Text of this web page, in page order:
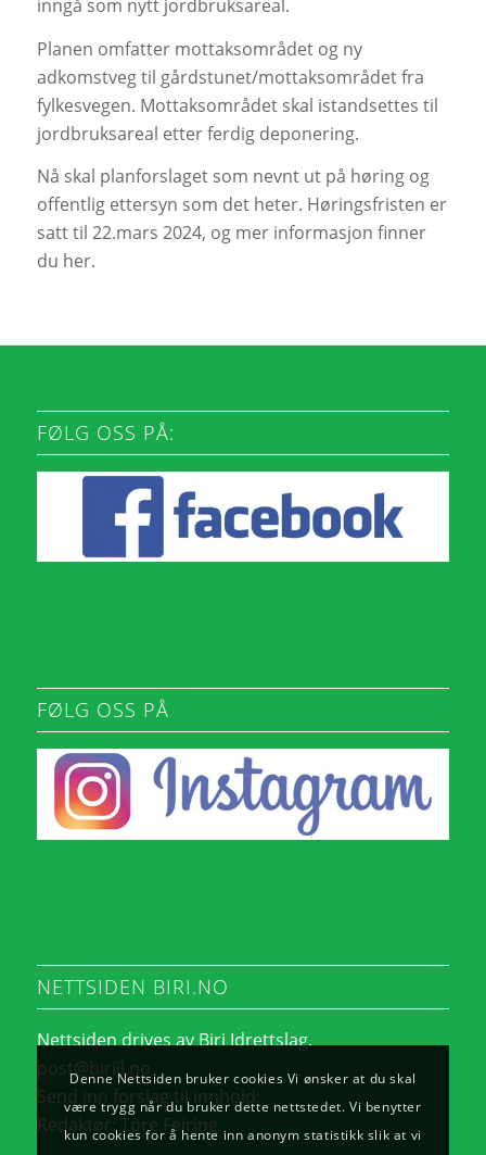
inngå som nytt jordbruksareal.
Planen omfatter mottaksområdet og ny
adkomstveg til gårdstunet/mottaksområdet fra
fylkesvegen. Mottaksområdet skal istandsettes til
jordbruksareal etter ferdig deponering.
Nå skal planforslaget som nevnt ut på høring og
offentlig ettersyn som det heter. Høringsfristen er
satt til 22.mars 2024, og mer informasjon finner
du her.
FØLG OSS PÅ:
FØLG OSS PÅ
NETTSIDEN BIRI.NO
Nettsiden drives av Biri Idrettslag.
post@biriil.no
Send inn forslag til innhold:
Redaktør:Tore Feiring
Denne Nettsiden bruker cookies Vi ønsker at du skal
være trygg når du bruker dette nettstedet. Vi benytter
kun cookies for å hente inn anonym statistikk slik at vi